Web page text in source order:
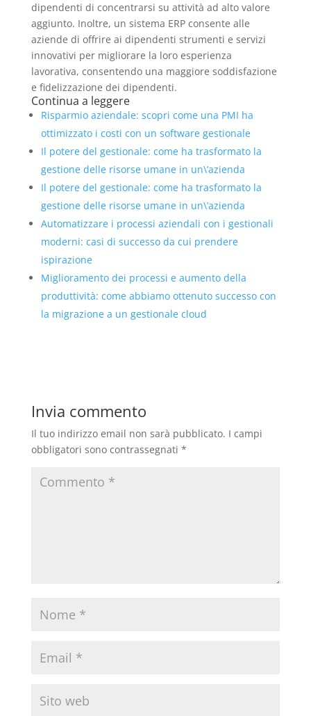
dipendenti di concentrarsi su attività ad alto valore
aggiunto. Inoltre, un sistema ERP consente alle
aziende di offrire ai dipendenti strumenti e servizi
innovativi per migliorare la loro esperienza
lavorativa, consentendo una maggiore soddisfazione
e fidelizzazione dei dipendenti.
Continua a leggere
Risparmio aziendale: scopri come una PMI ha
ottimizzato i costi con un software gestionale
Il potere del gestionale: come ha trasformato la
gestione delle risorse umane in un\’azienda
Il potere del gestionale: come ha trasformato la
gestione delle risorse umane in un\’azienda
Automatizzare i processi aziendali con i gestionali
moderni: casi di successo da cui prendere
ispirazione
Miglioramento dei processi e aumento della
produttività: come abbiamo ottenuto successo con
la migrazione a un gestionale cloud
Invia commento
Il tuo indirizzo email non sarà pubblicato. I campi
obbligatori sono contrassegnati *